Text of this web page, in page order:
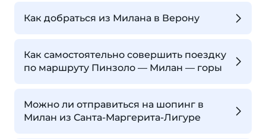
Как добраться из Милана в Верону
Как самостоятельно совершить поездку
по маршруту Пинзоло — Милан — горы
Можно ли отправиться на шопинг в
Милан из Санта-Маргерита-Лигуре